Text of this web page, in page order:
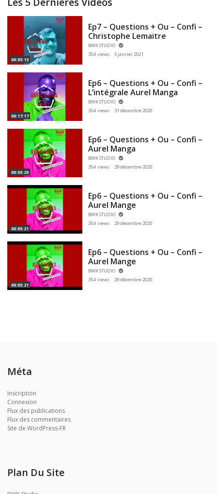
00:05:13
Ep7 – Questions + Ou – Confi –
Christophe Lemaitre
BWK STUDIO
354 views
5 janvier 2021
00:17:17
Ep6 – Questions + Ou – Confi –
L’intégrale Aurel Manga
BWK STUDIO
354 views
31 décembre 2020
00:05:20
Ep6 – Questions + Ou – Confi –
Aurel Manga
BWK STUDIO
354 views
29 décembre 2020
00:05:21
Ep6 – Questions + Ou – Confi –
Aurel Mange
BWK STUDIO
354 views
29 décembre 2020
00:05:21
Ep6 – Questions + Ou – Confi –
Aurel Mange
BWK STUDIO
354 views
29 décembre 2020
Méta
Inscription
Connexion
Flux des publications
Flux des commentaires
Site de WordPress-FR
Plan Du Site